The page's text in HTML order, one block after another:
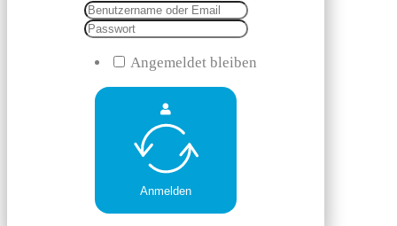
Angemeldet bleiben
Anmelden